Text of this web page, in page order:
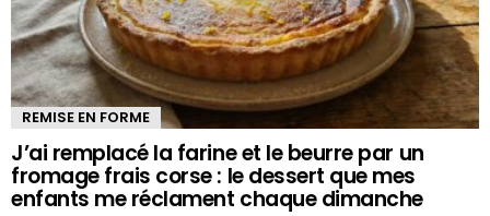
REMISE EN FORME
J’ai remplacé la farine et le beurre par un
fromage frais corse : le dessert que mes
enfants me réclament chaque dimanche